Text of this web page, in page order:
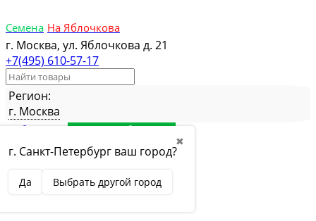
Семена На Яблочкова
г. Москва, ул. Яблочкова д. 21
+7(495) 610-57-17
Регион:
г. Москва
✖
г. Санкт-Петербург ваш город?
Да Выбрать другой город
Избранное Товар в избранном
СравнениеТовар в сравнении
Вход
Вход